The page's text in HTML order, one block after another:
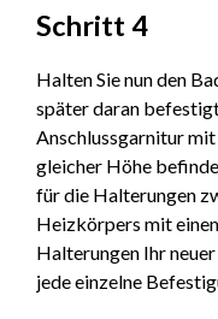
Schritt 4
Halten Sie nun den
später daran
Anschlussgarnitur
gleicher Höhe
für die Halterungen
Heizkörpers mit
Halterungen Ihr
jede einzelne